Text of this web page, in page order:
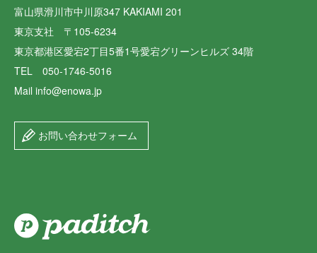
富山県滑川市中川原347 KAKIAMI 201
東京支社 〒105-6234
東京都港区愛宕2丁目5番1号愛宕グリーンヒルズ 34階
TEL 050-1746-5016
Mail info@enowa.jp
お問い合わせフォーム